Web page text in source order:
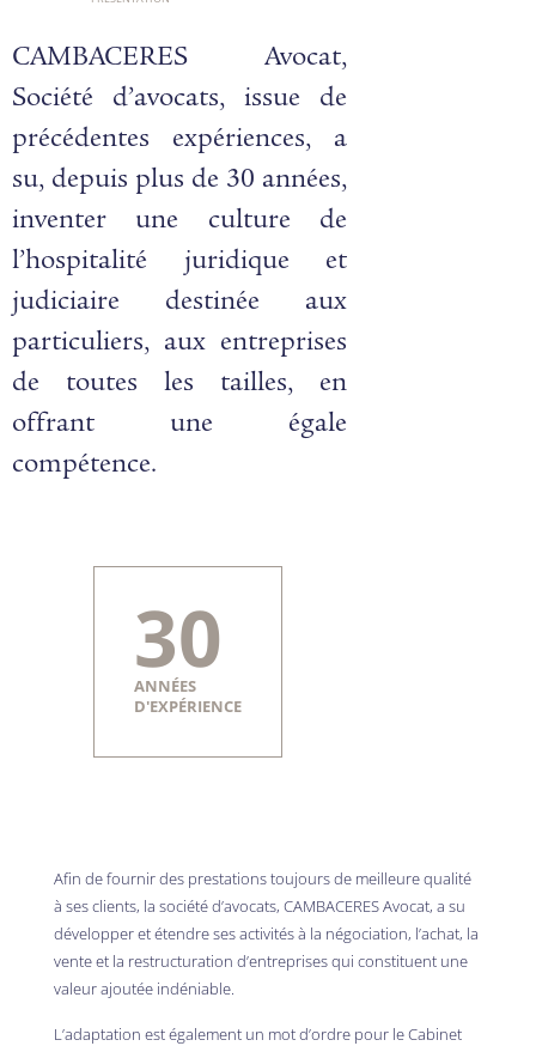
CAMBACERES Avocat,
Société d’avocats, issue de
précédentes expériences, a
su, depuis plus de 30 années,
inventer une culture de
l’hospitalité juridique et
judiciaire destinée aux
particuliers, aux entreprises
de toutes les tailles, en
offrant une égale
compétence.
30
ANNÉES
D'EXPÉRIENCE
Afin de fournir des prestations toujours de meilleure qualité
à ses clients, la société d’avocats, CAMBACERES Avocat, a su
développer et étendre ses activités à la négociation, l’achat, la
vente et la restructuration d’entreprises qui constituent une
valeur ajoutée indéniable.
L’adaptation est également un mot d’ordre pour le Cabinet